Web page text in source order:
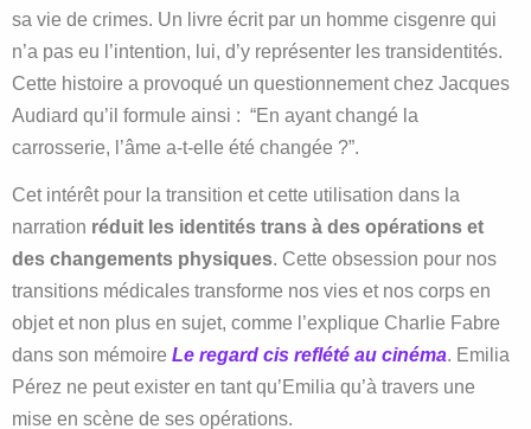
sa vie de crimes. Un livre écrit par un homme cisgenre qui
n’a pas eu l’intention, lui, d’y représenter les transidentités.
Cette histoire a provoqué un questionnement chez Jacques
Audiard qu’il formule ainsi : “En ayant changé la
carrosserie, l’âme a-t-elle été changée ?”.
Cet intérêt pour la transition et cette utilisation dans la
narration réduit les identités trans à des opérations et
des changements physiques. Cette obsession pour nos
transitions médicales transforme nos vies et nos corps en
objet et non plus en sujet, comme l’explique Charlie Fabre
dans son mémoire Le regard cis reflété au cinéma. Emilia
Pérez ne peut exister en tant qu’Emilia qu’à travers une
mise en scène de ses opérations.